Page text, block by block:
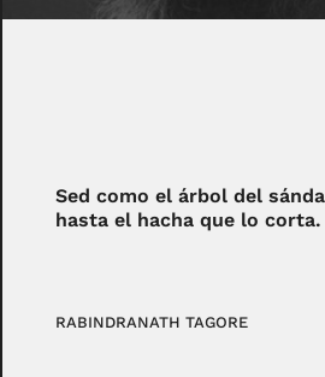
Sed como el árbol del
hasta el hacha que lo corta.
RABINDRANATH TAGORE